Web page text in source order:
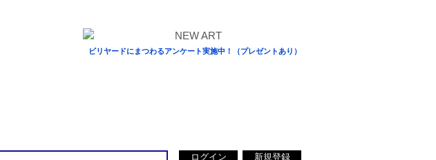
ビリヤードにまつわるアンケート実施中！（プレゼントあり）
ログイン 新規登録